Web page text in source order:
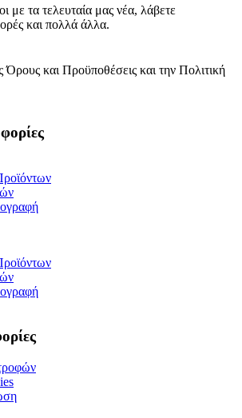
με τα τελευταία μας νέα, λάβετε
και πολλά άλλα.
και Προϋποθέσεις και την Πολιτική